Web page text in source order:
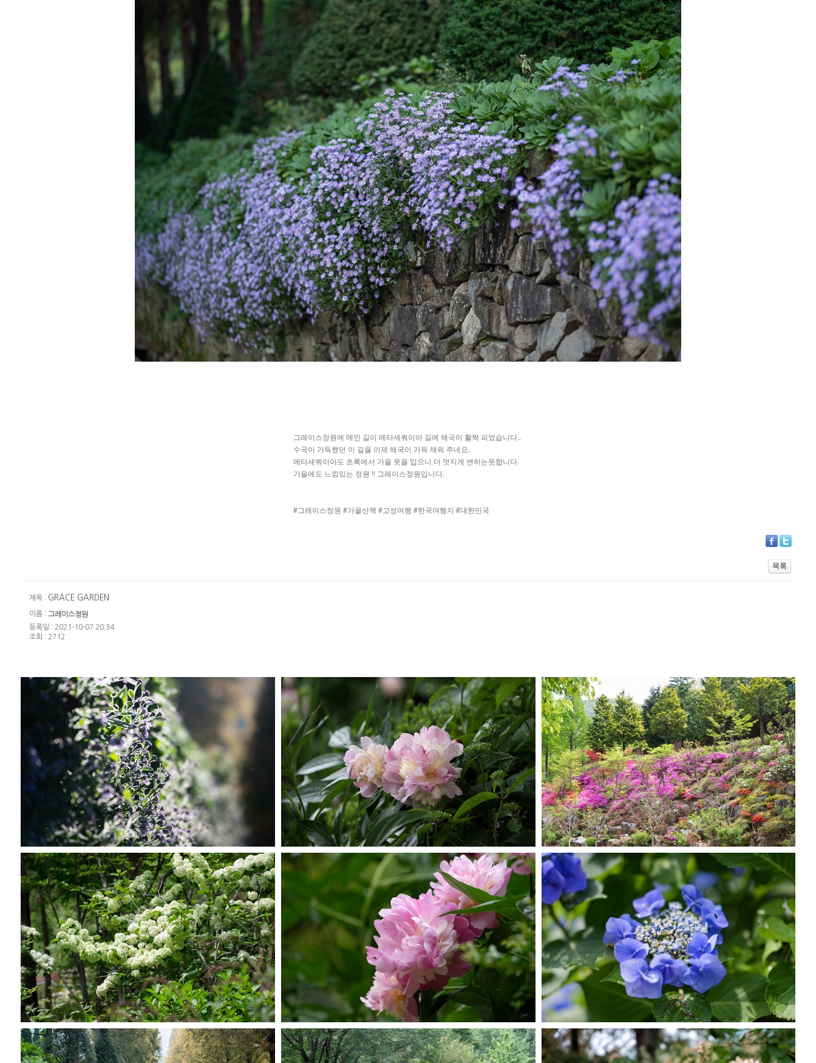
그레이스정원에 메인 길이 메타세쿼이아 길에 해국이 활짝 피었습니다..
수국이 가득했던 이 길을 이제 해국이 가득 채워 주네요.
메타세쿼이아도 초록에서 가을 옷을 입으니 더 멋지게 변하는듯합니다.
가을에도 느낌있는 정원 !! 그레이스정원입니다.
#그레이스정원 #가을산책 #고성여행 #한국여행지 #대한민국
제목 : GRACE GARDEN
이름 : 그레이스정원
등록일 : 2021-10-07 20:34
조회 : 2712
GRACE GARDEN GRACE GARDEN GRACE GARDEN
GRACE GARDEN GRACE GARDEN GRACE GARDEN